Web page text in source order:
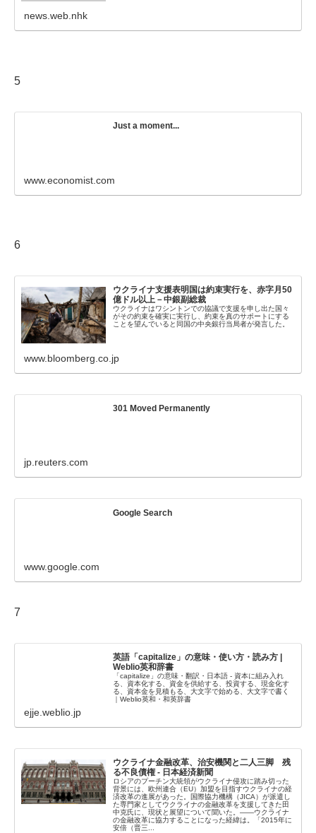
news.web.nhk
5
Just a moment...
www.economist.com
6
ウクライナ支援表明国は約束実行を、赤字月50
億ドル以上－中銀副総裁
ウクライナはワシントンでの協議で支援を申し出た国々
がその約束を確実に実行し、約束を真のサポートにする
ことを望んでいると同国の中央銀行当局者が発言した。
www.bloomberg.co.jp
301 Moved Permanently
jp.reuters.com
Google Search
www.google.com
7
英語「capitalize」の意味・使い方・読み方 |
Weblio英和辞書
「capitalize」の意味・翻訳・日本語 - 資本に組み入れ
る、資本化する、資金を供給する、投資する、現金化す
る、資本金を見積もる、大文字で始める、大文字で書く
｜Weblio英和・和英辞書
ejje.weblio.jp
ウクライナ金融改革、治安機関と二人三脚 残
る不良債権 - 日本経済新聞
ロシアのプーチン大統領がウクライナ侵攻に踏み切った
背景には、欧州連合（EU）加盟を目指すウクライナの経
済改革の進展があった。国際協力機構（JICA）が派遣し
た専門家としてウクライナの金融改革を支援してきた田
中克氏に、現状と展望について聞いた。――ウクライナ
の金融改革に協力することになった経緯は。「2015年に
安倍（晋三...